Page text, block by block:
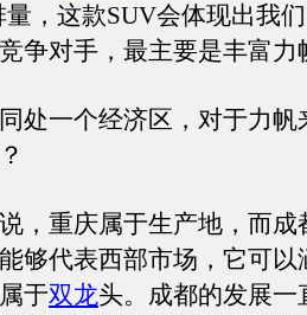
量，这款SUV会体现出我
争对手，最主要是丰富力
一个经济区，对于力帆
重庆属于生产地，而成
够代表西部市场，它可以
于双龙头。成都的发展一